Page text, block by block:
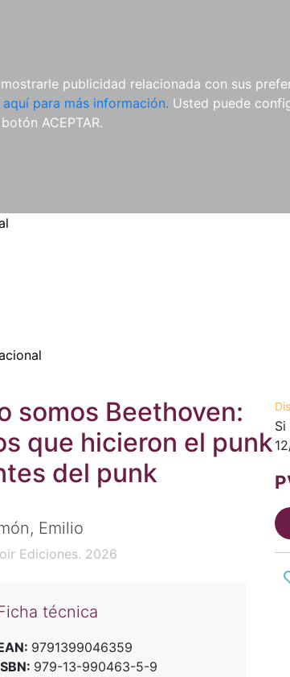
publicidad relacionada con sus
aquí para más información. Usted puede
ACEPTAR.
REVISTAS
CDS Y
DVDS
MATERIAL
COMPLEMENTARIO
somos Beethoven:
que hicieron el punk
del punk
Emilio
Ediciones. 2026
técnica
9791399046359
979-13-990463-5-9